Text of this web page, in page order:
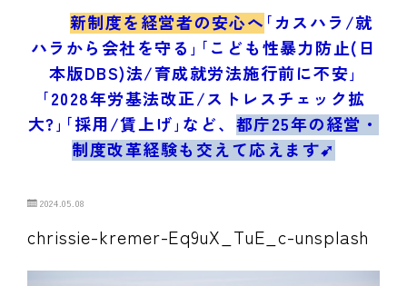
あさが屋
ブログ/お問合せ
新制度を経営者の安心へ ｢カスハラ/就
ハラから会社を守る｣｢こども性暴力防止(日
本版DBS)法/育成就労法施行前に不安｣
｢2028年労基法改正/ストレスチェック拡
大?｣｢採用/賃上げ｣など、 都庁25年の経営・
制度改革経験も交えて応えます➹
2024.05.08
chrissie-kremer-Eq9uX_TuE_c-unsplash